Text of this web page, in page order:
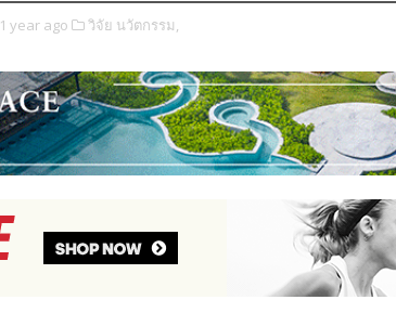
1 year ago วิจัย นวัตกรรม,